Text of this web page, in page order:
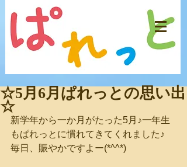
☆5月6月ぱれっとの思い出
☆
新学年から一か月がたった5月♪一年生
もぱれっとに慣れてきてくれました♪
毎日、賑やかですよー(*^^*)